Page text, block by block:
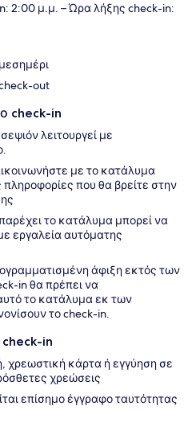
2:00 μ.μ. – Ώρα λήξης check-in:
out
check-in
λειτουργεί με
με το κατάλυμα
πληροφορίες που θα βρείτε στην
το κατάλυμα μπορεί να
εργαλεία αυτόματης
άφιξη εκτός των
in θα πρέπει να
το κατάλυμα εκ των
το check-in.
check-in
χρεωστική κάρτα ή εγγύηση σε
χρεώσεις
επίσημο έγγραφο ταυτότητας